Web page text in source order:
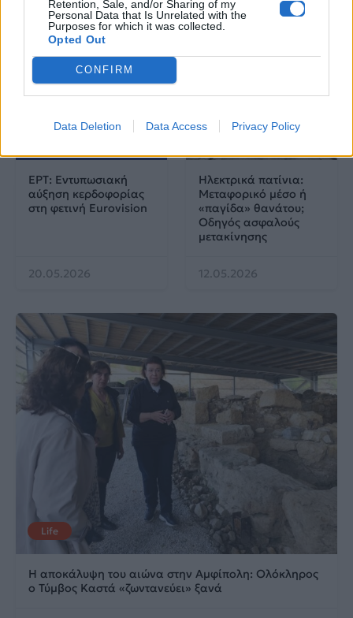
Retention, Sale, and/or Sharing of my
Personal Data that Is Unrelated with the
Purposes for which it was collected.
Opted Out
CONFIRM
Data Deletion Data Access Privacy Policy
25.06.2026 04.06.2026
ΕΡΤ: Εντυπωσιακή
αύξηση κερδοφορίας
στη φετινή Eurovision
20.05.2026
Ηλεκτρικά πατίνια:
Μεταφορικό μέσο ή
«παγίδα» θανάτου;
Οδηγός ασφαλούς
μετακίνησης
12.05.2026
Life
Η αποκάλυψη του αιώνα στην Αμφίπολη: Ολόκληρος
ο Τύμβος Καστά «ζωντανεύει» ξανά